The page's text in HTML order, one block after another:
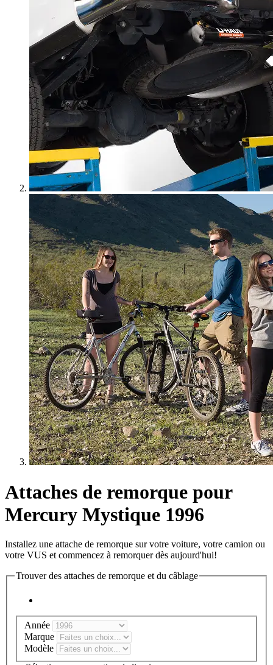
Attaches de remorque pour
Mercury Mystique 1996
Installez une attache de remorque sur votre voiture, votre camion ou
votre VUS et commencez à remorquer dès aujourd'hui!
Trouver des attaches de remorque et du câblage
Année
Marque
Modèle